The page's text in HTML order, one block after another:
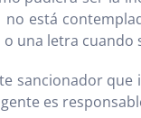
está
una letra
sancionador
es